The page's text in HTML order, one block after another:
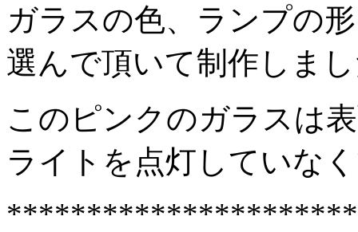
ガラスの色、ランプの
選んで頂いて制作しま
このピンクのガラスは
ライトを点灯していな